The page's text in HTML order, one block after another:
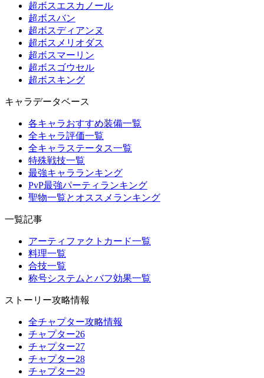
超ボスエスカノール
超ボスバン
超ボスディアンヌ
超ボスメリオダス
超ボスマーリン
超ボスゴウセル
超ボスキング
キャラデータベース
各キャラおすすめ装備一覧
全キャラ評価一覧
全キャラステータス一覧
特殊戦技一覧
最強キャラランキング
PvP最強パーティランキング
聖物一覧とオススメランキング
一覧記事
アーティファクトカード一覧
料理一覧
合技一覧
称号システムとバフ効果一覧
ストーリー攻略情報
全チャプター攻略情報
チャプター26
チャプター27
チャプター28
チャプター29